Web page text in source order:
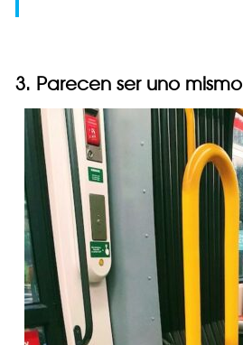
3. Parecen ser uno mismo